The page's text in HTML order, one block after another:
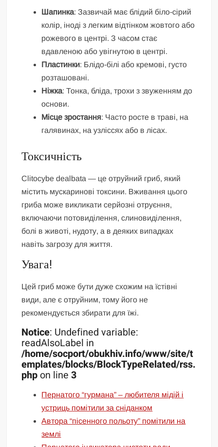
Шапинка: Зазвичай має блідий біло-сірий
колір, іноді з легким відтінком жовтого або
рожевого в центрі. З часом стає
вдавленою або увігнутою в центрі.
Пластинки: Блідо-білі або кремові, густо
розташовані.
Ніжка: Тонка, бліда, трохи з звуженням до
основи.
Місце зростання: Часто росте в траві, на
галявинах, на узліссях або в лісах.
Токсичність
Clitocybe dealbata — це отруйний гриб, який
містить мускаринові токсини. Вживання цього
гриба може викликати серйозні отруєння,
включаючи потовиділення, слиновиділення,
болі в животі, нудоту, а в деяких випадках
навіть загрозу для життя.
Увага!
Цей гриб може бути дуже схожим на їстівні
види, але є отруйним, тому його не
рекомендується збирати для їжі.
Notice: Undefined variable:
readAlsoLabel in
/home/socport/obukhiv.info/www/site/t
emplates/blocks/BlockTypeRelated/rss.
php on line3
Пернатого “гурмана” – любителя мідій і
устриць помітили за сніданком
Автора “пісенного польоту” помітили на
землі